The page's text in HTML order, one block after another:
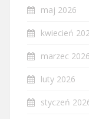
maj 2026
kwiecień
marzec 2026
luty 2026
styczeń